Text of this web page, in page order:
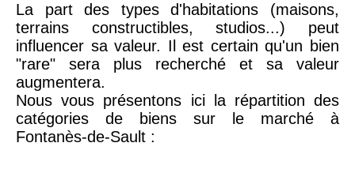
75013 -Paris
13ème
arrondissement
10 073 € 11 085 €
76600 - Le Havre 2 455 € 2 453 €
La part des types d'habitations (maisons,
terrains constructibles, studios...) peut
influencer sa valeur. Il est certain qu'un bien
"rare" sera plus recherché et sa valeur
augmentera.
Nous vous présentons ici la répartition des
catégories de biens sur le marché à
Fontanès-de-Sault :